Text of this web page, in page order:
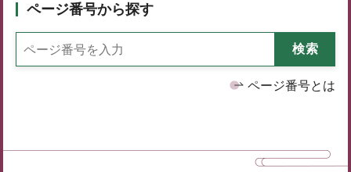
ページ番号から探す
ページ番号とは